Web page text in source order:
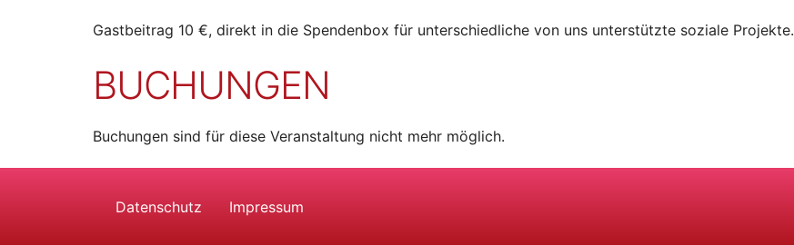
Gastbeitrag 10 €, direkt in die Spendenbox für unterschiedliche von uns unterstützte soziale Projekte.
BUCHUNGEN
Buchungen sind für diese Veranstaltung nicht mehr möglich.
Datenschutz Impressum